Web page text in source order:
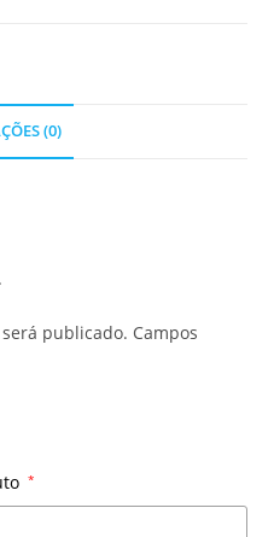
(0)
publicado. Campos
*